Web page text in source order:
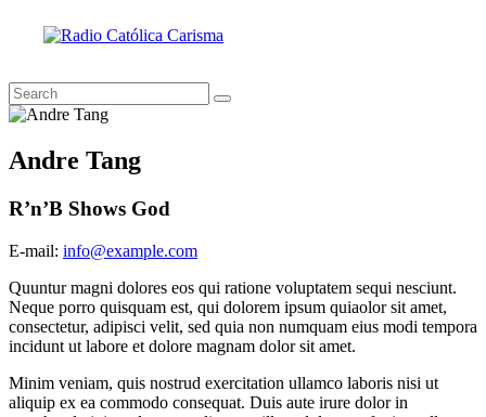
Andre Tang
R’n’B Shows God
E-mail: info@example.com
Quuntur magni dolores eos qui ratione voluptatem sequi nesciunt.
Neque porro quisquam est, qui dolorem ipsum quiaolor sit amet,
consectetur, adipisci velit, sed quia non numquam eius modi tempora
incidunt ut labore et dolore magnam dolor sit amet.
Minim veniam, quis nostrud exercitation ullamco laboris nisi ut
aliquip ex ea commodo consequat. Duis aute irure dolor in